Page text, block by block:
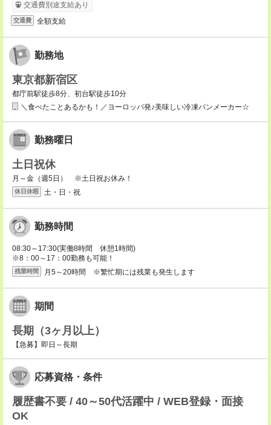
交通費別途支給あり
交通費 全額支給
勤務地
東京都新宿区
都庁前駅徒歩8分、初台駅徒歩10分
＼食べたことあるかも！／ヨーロッパ発♪美味しい冷凍パンメーカー☆
勤務曜日
土日祝休
月～金（週5日） ※土日祝お休み！
休日休暇 土・日・祝
勤務時間
08:30～17:30(実働8時間 休憩1時間)
※8：00～17：00勤務も可能！
残業時間 月5～20時間 ※繁忙期には残業も発生します
期間
長期（3ヶ月以上）
【急募】即日～長期
応募資格・条件
履歴書不要 / 40～50代活躍中 / WEB登録・面接
OK